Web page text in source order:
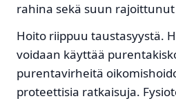
rahina sekä suun
Hoito riippuu taustasyystä.
voidaan käyttää
purentavirheitä
proteettisia ratkaisuja.